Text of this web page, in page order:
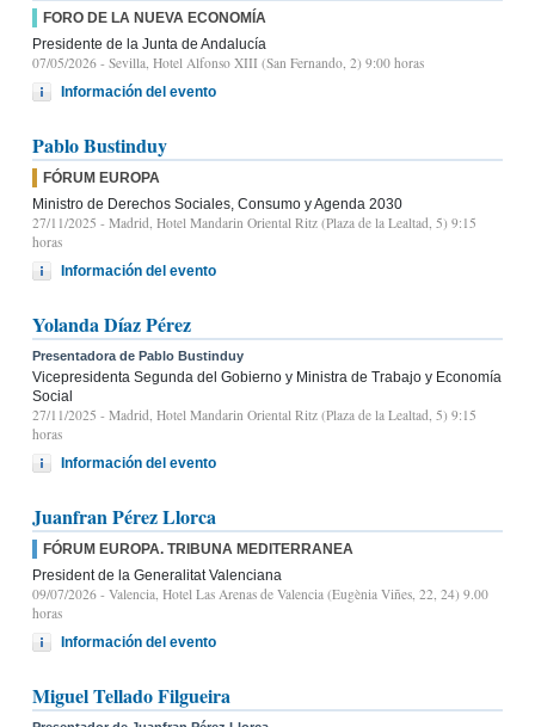
FORO DE LA NUEVA ECONOMÍA
Presidente de la Junta de Andalucía
07/05/2026 - Sevilla, Hotel Alfonso XIII (San Fernando, 2) 9:00 horas
Información del evento
Pablo Bustinduy
FÓRUM EUROPA
Ministro de Derechos Sociales, Consumo y Agenda 2030
27/11/2025 - Madrid, Hotel Mandarin Oriental Ritz (Plaza de la Lealtad, 5) 9:15
horas
Información del evento
Yolanda Díaz Pérez
Presentadora de Pablo Bustinduy
Vicepresidenta Segunda del Gobierno y Ministra de Trabajo y Economía
Social
27/11/2025 - Madrid, Hotel Mandarin Oriental Ritz (Plaza de la Lealtad, 5) 9:15
horas
Información del evento
Juanfran Pérez Llorca
FÓRUM EUROPA. TRIBUNA MEDITERRANEA
President de la Generalitat Valenciana
09/07/2026 - Valencia, Hotel Las Arenas de Valencia (Eugènia Viñes, 22, 24) 9.00
horas
Información del evento
Miguel Tellado Filgueira